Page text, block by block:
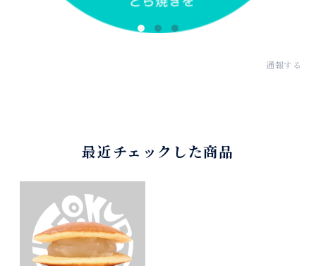
通報する
最近チェックした商品